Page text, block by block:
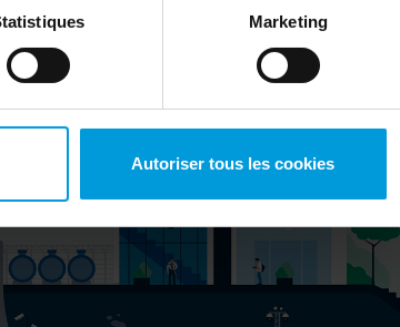
Marketing
Autoriser tous les cookies